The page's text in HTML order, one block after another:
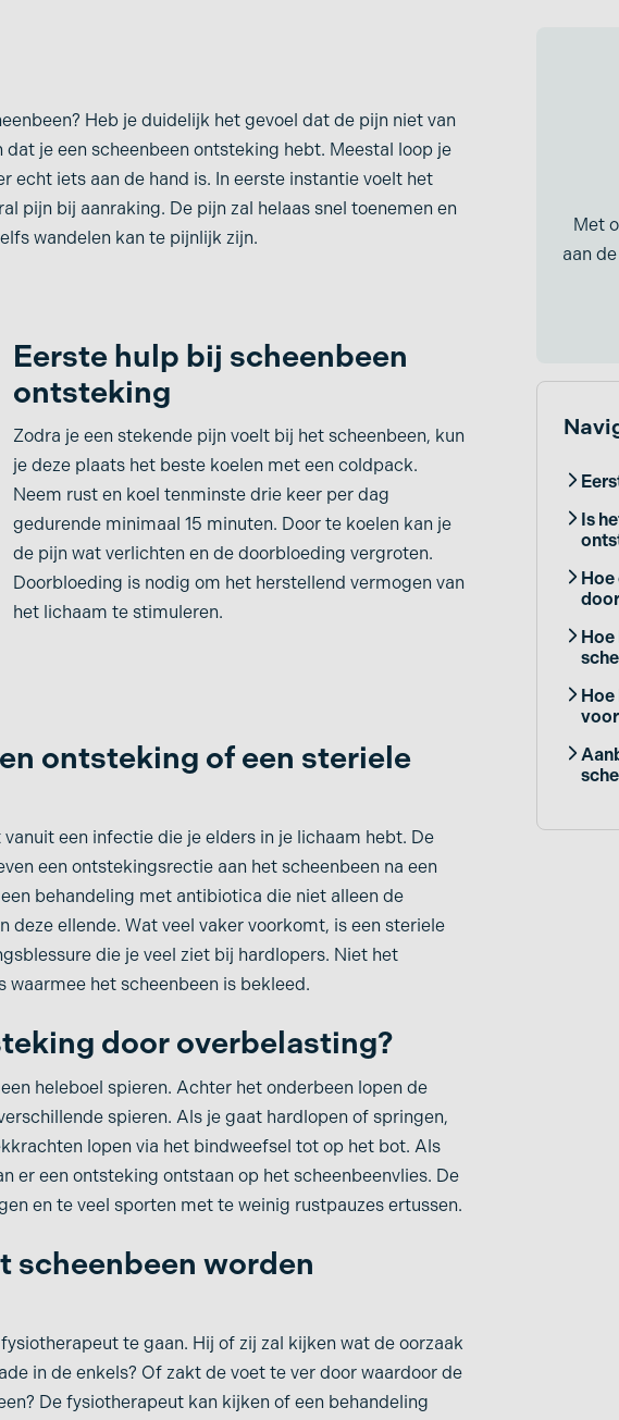
Heb je duidelijk het gevoel dat de pijn niet van
je een scheenbeen ontsteking hebt. Meestal loop je
echt iets aan de hand is. In eerste instantie voelt het
pijn bij aanraking. De pijn zal helaas snel toenemen en
wandelen kan te pijnlijk zijn.
Eerste hulp bij scheenbeen
ontsteking
Zodra je een stekende pijn voelt bij het scheenbeen, kun
je deze plaats het beste koelen met een coldpack.
Neem rust en koel tenminste drie keer per dag
gedurende minimaal 15 minuten. Door te koelen kan je
de pijn wat verlichten en de doorbloeding vergroten.
Doorbloeding is nodig om het herstellend vermogen van
het lichaam te stimuleren.
ontsteking of een steriele
een infectie die je elders in je lichaam hebt. De
een ontstekingsrectie aan het scheenbeen na een
behandeling met antibiotica die niet alleen de
ellende. Wat veel vaker voorkomt, is een steriele
die je veel ziet bij hardlopers. Niet het
waarmee het scheenbeen is bekleed.
door overbelasting?
heleboel spieren. Achter het onderbeen lopen de
spieren. Als je gaat hardlopen of springen,
lopen via het bindweefsel tot op het bot. Als
er een ontsteking ontstaan op het scheenbeenvlies. De
en te veel sporten met te weinig rustpauzes ertussen.
scheenbeen worden
te gaan. Hij of zij zal kijken wat de oorzaak
in de enkels? Of zakt de voet te ver door waardoor de
De fysiotherapeut kan kijken of een behandeling
Met
aan
Is
Hoe
Hoe